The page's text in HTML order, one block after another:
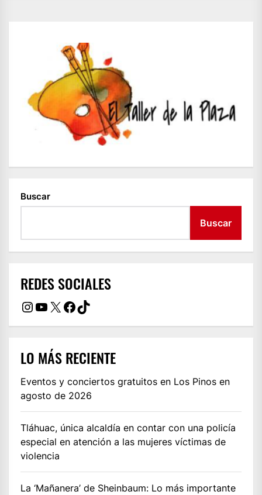
Buscar
Buscar
REDES SOCIALES
Instagram
YouTube
X Facebook
TikTok
LO MÁS RECIENTE
Eventos y conciertos gratuitos en Los Pinos en
agosto de 2026
Tláhuac, única alcaldía en contar con una policía
especial en atención a las mujeres víctimas de
violencia
La ‘Mañanera’ de Sheinbaum: Lo más importante